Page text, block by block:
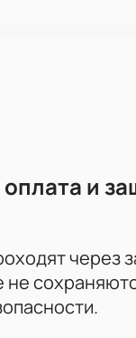
и
через